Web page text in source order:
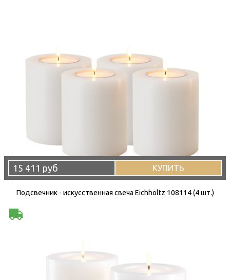
15 411 руб КУПИТЬ
Подсвечник - искусственная свеча Eichholtz 108114 (4 шт.)